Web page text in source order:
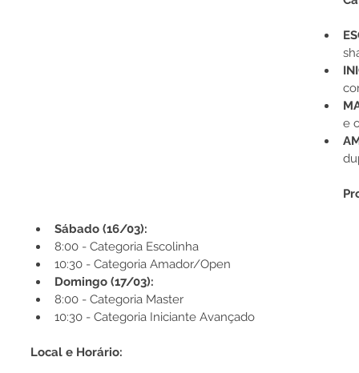
e
Sábado (16/03):
8:00 - Categoria Escolinha
10:30 - Categoria Amador/Open
Domingo (17/03):
8:00 - Categoria Master
10:30 - Categoria Iniciante Avançado
Local e Horário: